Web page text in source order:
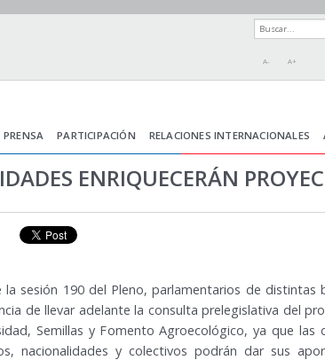
A- A+
PRENSA PARTICIPACIÓN RELACIONES INTERNACIONALES
ENRIQUECERÁN
la sesión 190 del Pleno, parlamentarios de distintas
de llevar adelante la consulta prelegislativa del
Semillas y Fomento Agroecológico, ya que las
nacionalidades y colectivos podrán dar sus